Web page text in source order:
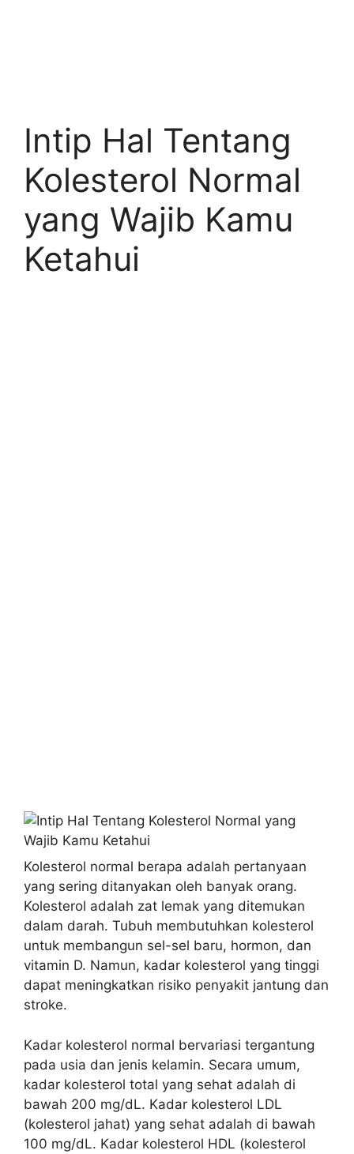
Intip Hal Tentang
Kolesterol Normal
yang Wajib Kamu
Ketahui
Kolesterol normal berapa adalah pertanyaan
yang sering ditanyakan oleh banyak orang.
Kolesterol adalah zat lemak yang ditemukan
dalam darah. Tubuh membutuhkan kolesterol
untuk membangun sel-sel baru, hormon, dan
vitamin D. Namun, kadar kolesterol yang tinggi
dapat meningkatkan risiko penyakit jantung dan
stroke.
Kadar kolesterol normal bervariasi tergantung
pada usia dan jenis kelamin. Secara umum,
kadar kolesterol total yang sehat adalah di
bawah 200 mg/dL. Kadar kolesterol LDL
(kolesterol jahat) yang sehat adalah di bawah
100 mg/dL. Kadar kolesterol HDL (kolesterol